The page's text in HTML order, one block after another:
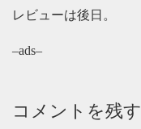
レビューは後日。
–ads–
コメントを残す